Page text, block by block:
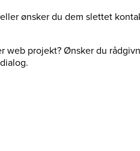
ønsker du dem slettet
web projekt? Ønsker du